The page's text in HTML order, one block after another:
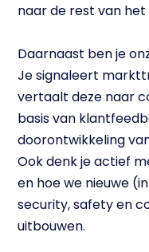
naar de rest van
Daarnaast ben je
Je signaleert
vertaalt deze naar
basis van
doorontwikkeling
Ook denk je actief
en hoe we nieuwe
security, safety en
uitbouwen.